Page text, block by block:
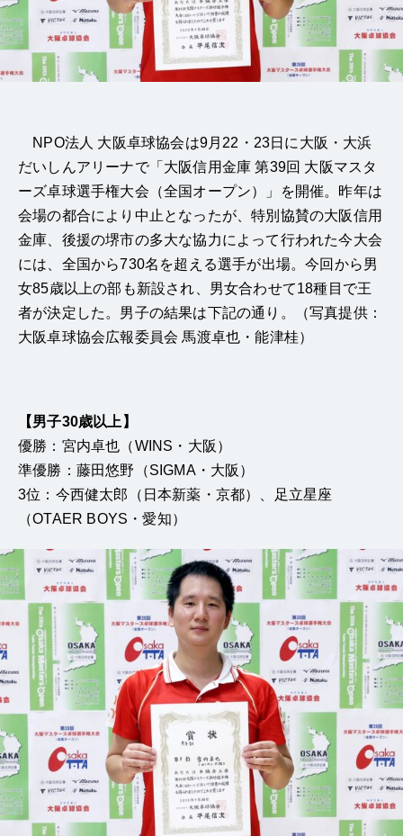
NPO法人 大阪卓球協会は9月22 ・23日に大阪・大浜
だいしんアリーナで「大阪信用金庫 第39回 大阪マスタ
ーズ卓球選手権大会（全国オープン）」を開催。昨年は
会場の都合により中止となったが、特別協賛の大阪信用
金庫、後援の堺市の多大な協力によって行われた今大会
には、全国から730名を超える選手が出場。今回から男
女85歳以上の部も新設され、男女合わせて18種目で王
者が決定した。男子の結果は下記の通り。
（写真提供：
大阪卓球協会広報委員会 馬渡卓也・能津桂）
【男子30歳以上】
優勝：宮内卓也（WINS・大阪）
準優勝：藤田悠野（SIGMA・大阪）
3位：今西健太郎（日本新薬・京都）、足立星座
（OTAER BOYS・愛知）